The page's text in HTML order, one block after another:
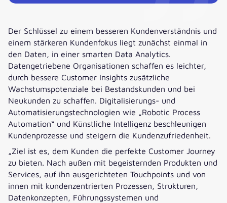
Der Schlüssel zu einem besseren Kundenverständnis und
einem stärkeren Kundenfokus liegt zunächst einmal in
den Daten, in einer smarten Data Analytics.
Datengetriebene Organisationen schaffen es leichter,
durch bessere Customer Insights zusätzliche
Wachstumspotenziale bei Bestandskunden und bei
Neukunden zu schaffen. Digitalisierungs- und
Automatisierungstechnologien wie „Robotic Process
Automation“ und Künstliche Intelligenz beschleunigen
Kundenprozesse und steigern die Kundenzufriedenheit.
„Ziel ist es, dem Kunden die perfekte Customer Journey
zu bieten. Nach außen mit begeisternden Produkten und
Services, auf ihn ausgerichteten Touchpoints und von
innen mit kundenzentrierten Prozessen, Strukturen,
Datenkonzepten, Führungssystemen und